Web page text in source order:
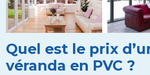
Quel est le prix
véranda en PVC ?